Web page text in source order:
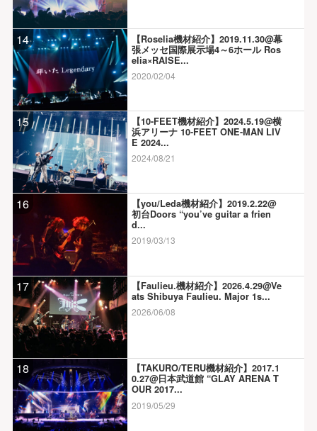
14
【Roselia機材紹介】2019.11.30@幕
張メッセ国際展示場4～6ホール Ros
elia×RAISE...
2020/02/04
15
【10-FEET機材紹介】2024.5.19@横
浜アリーナ 10-FEET ONE-MAN LIV
E 2024...
2024/08/21
16
【you/Leda機材紹介】2019.2.22@
初台Doors “you’ve guitar a frien
d...
2019/03/13
17
【Faulieu.機材紹介】2026.4.29@Ve
ats Shibuya Faulieu. Major 1s...
2026/06/08
18
【TAKURO/TERU機材紹介】2017.1
0.27@日本武道館 “GLAY ARENA T
OUR 2017...
2019/05/29